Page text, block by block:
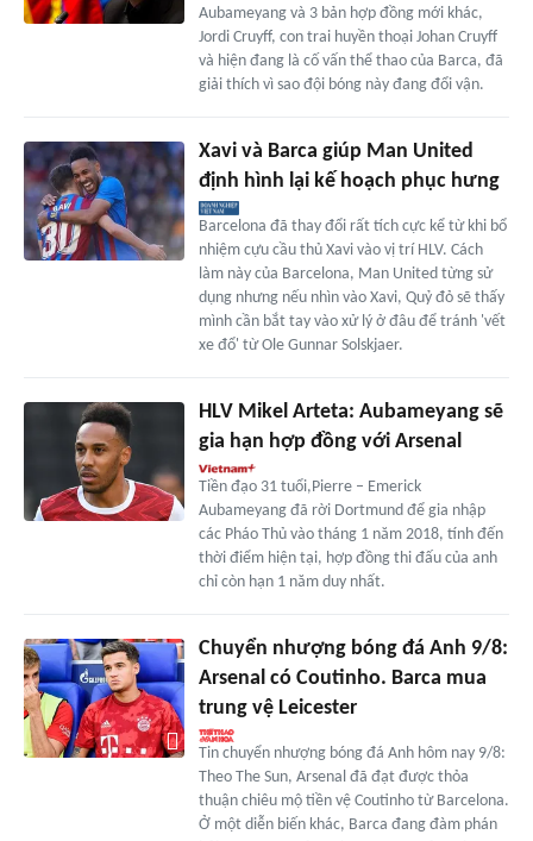
Aubameyang và 3 bản hợp đồng mới khác,
Jordi Cruyff, con trai huyền thoại Johan Cruyff
và hiện đang là cố vấn thể thao của Barca, đã
giải thích vì sao đội bóng này đang đổi vận.
Xavi và Barca giúp Man United
định hình lại kế hoạch phục hưng
Barcelona đã thay đổi rất tích cực kể từ khi bổ
nhiệm cựu cầu thủ Xavi vào vị trí HLV. Cách
làm này của Barcelona, Man United từng sử
dụng nhưng nếu nhìn vào Xavi, Quỷ đỏ sẽ thấy
mình cần bắt tay vào xử lý ở đâu để tránh 'vết
xe đổ' từ Ole Gunnar Solskjaer.
HLV Mikel Arteta: Aubameyang sẽ
gia hạn hợp đồng với Arsenal
Tiền đạo 31 tuổi,Pierre – Emerick
Aubameyang đã rời Dortmund để gia nhập
các Pháo Thủ vào tháng 1 năm 2018, tính đến
thời điểm hiện tại, hợp đồng thi đấu của anh
chỉ còn hạn 1 năm duy nhất.
Chuyển nhượng bóng đá Anh 9/8:
Arsenal có Coutinho. Barca mua
trung vệ Leicester
Tin chuyển nhượng bóng đá Anh hôm nay 9/8:
Theo The Sun, Arsenal đã đạt được thỏa
thuận chiêu mộ tiền vệ Coutinho từ Barcelona.
Ở một diễn biến khác, Barca đang đàm phán